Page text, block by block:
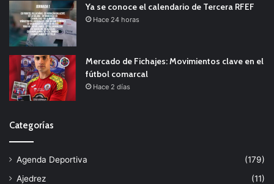
Ya se conoce el calendario de Tercera RFEF
Hace 24 horas
Mercado de Fichajes: Movimientos clave en el
fútbol comarcal
Hace 2 días
Categorías
Agenda Deportiva
(179)
Ajedrez
(11)